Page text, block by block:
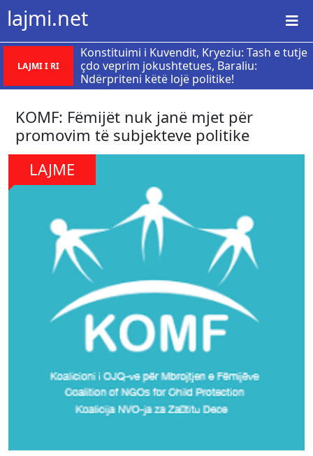
lajmi.net
LAJMI I RI
​Konstituimi i Kuvendit, Kryeziu: Tash e tutje
çdo veprim jokushtetues, Baraliu:
Ndërpriteni këtë lojë politike!
KOMF: Fëmijët nuk janë mjet për
promovim të subjekteve politike
LAJME